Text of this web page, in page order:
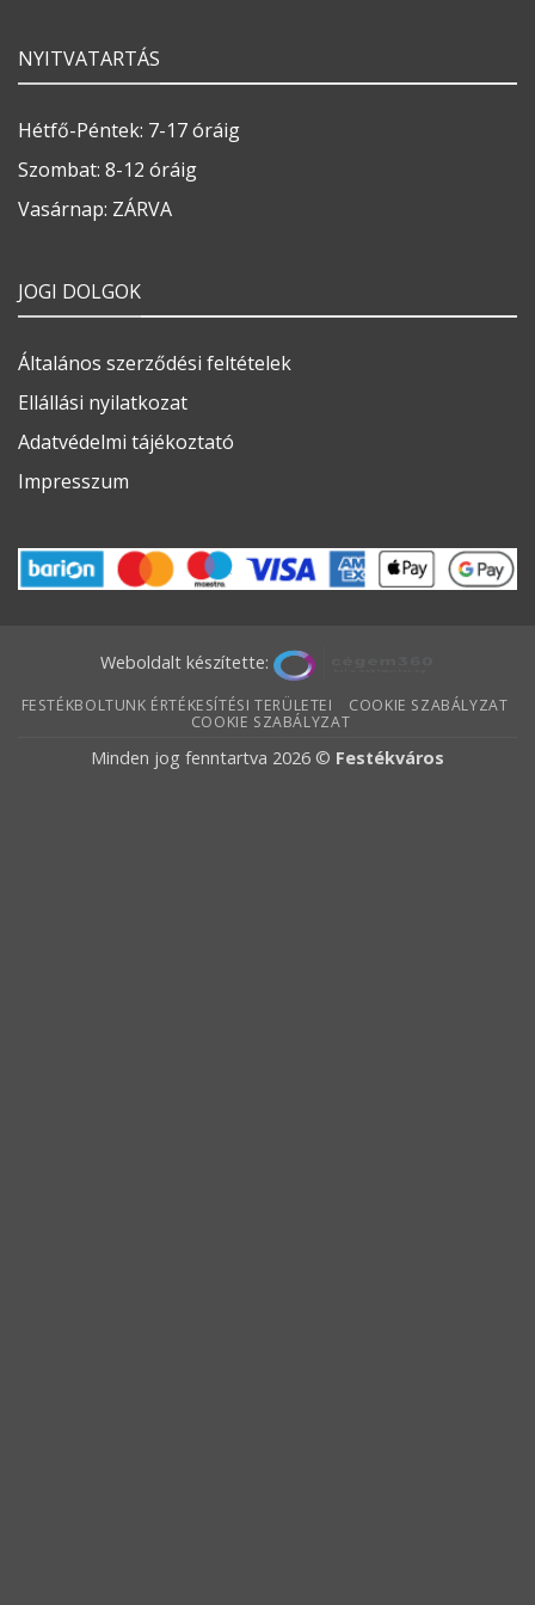
NYITVATARTÁS
Hétfő-Péntek: 7-17 óráig
Szombat: 8-12 óráig
Vasárnap: ZÁRVA
JOGI DOLGOK
Általános szerződési feltételek
Ellállási nyilatkozat
Adatvédelmi tájékoztató
Impresszum
Weboldalt készítette:
FESTÉKBOLTUNK ÉRTÉKESÍTÉSI TERÜLETEI
COOKIE SZABÁLYZAT
COOKIE SZABÁLYZAT
Minden jog fenntartva 2026 © Festékváros